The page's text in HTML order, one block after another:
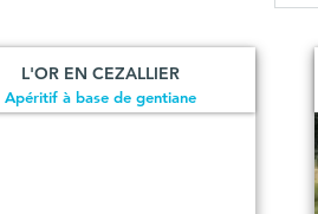
L'OR EN CEZALLIER
Apéritif à base de gentiane